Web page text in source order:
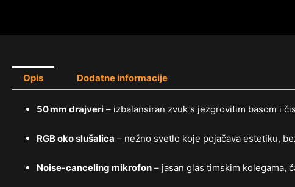
Opis Dodatne informacije
50 mm drajveri – izbalansiran zvuk s jezgrovitim basom i
RGB oko slušalica – nežno svetlo koje pojačava estetiku,
Noise-canceling mikrofon – jasan glas timskim kolegama,